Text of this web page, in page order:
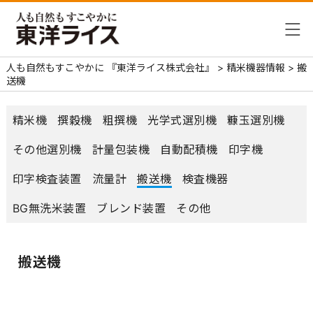
人も自然もすこやかに 『東洋ライス株式会社』 > 精米機器情報 > 搬
送機
精米機 撰穀機 粗撰機 光学式選別機 糠玉選別機
その他選別機 計量包装機 自動配積機 印字機
印字検査装置 流量計 搬送機 検査機器
BG無洗米装置 ブレンド装置 その他
搬送機